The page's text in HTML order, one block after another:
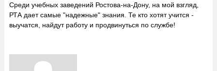
Среди учебных заведений Ростова-на-Дону, на мой взгляд,
РТА дает самые "надежные" знания. Те кто хотят учится -
выучатся, найдут работу и продвинуться по службе!